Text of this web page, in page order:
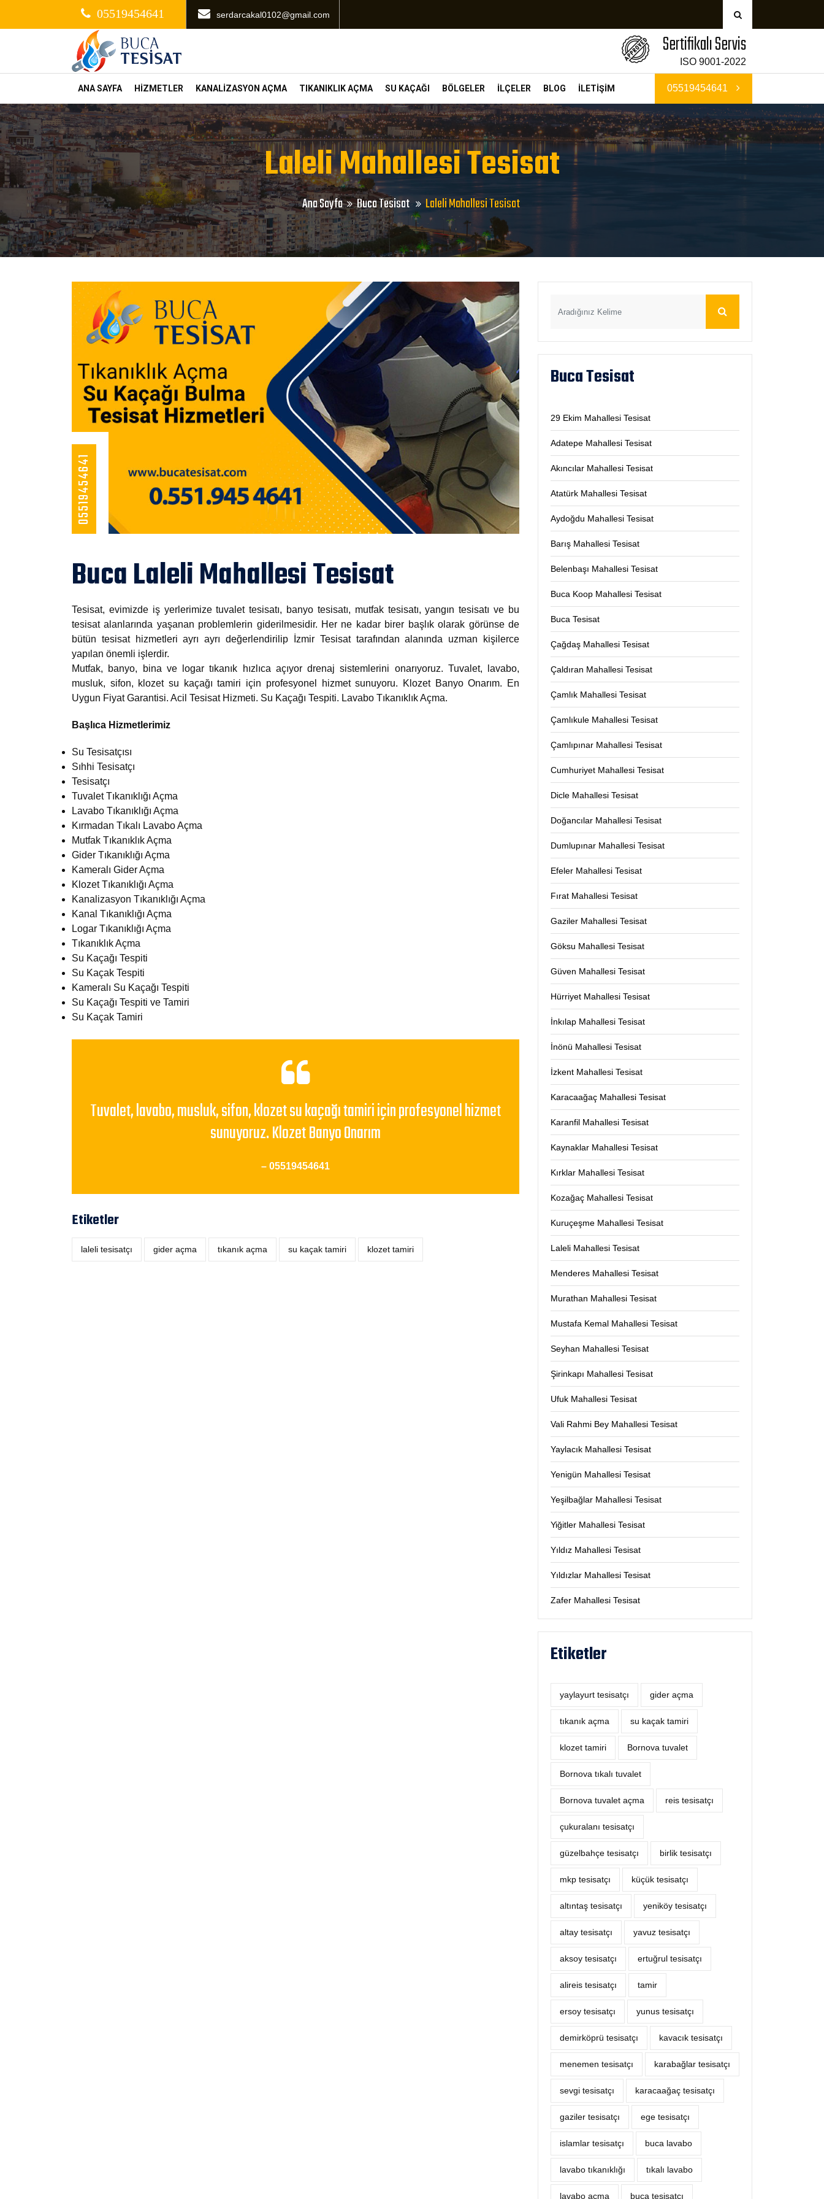
05519454641 serdarcakal0102@gmail.com
Sertifikalı Servis
ISO 9001-2022
ANA SAYFA HİZMETLER KANALİZASYON AÇMA TIKANIKLIK AÇMA SU KAÇAĞI BÖLGELER İLÇELER BLOG İLETİŞİM 05519454641
Laleli Mahallesi Tesisat
Ana Sayfa Buca Tesisat Laleli Mahallesi Tesisat
05519454641
Buca Laleli Mahallesi Tesisat
Tesisat, evimizde iş yerlerimize tuvalet tesisatı, banyo tesisatı, mutfak tesisatı, yangın tesisatı ve bu
tesisat alanlarında yaşanan problemlerin giderilmesidir. Her ne kadar birer başlık olarak görünse de
bütün tesisat hizmetleri ayrı ayrı değerlendirilip İzmir Tesisat tarafından alanında uzman kişilerce
yapılan önemli işlerdir.
Mutfak, banyo, bina ve logar tıkanık hızlıca açıyor drenaj sistemlerini onarıyoruz. Tuvalet, lavabo,
musluk, sifon, klozet su kaçağı tamiri için profesyonel hizmet sunuyoru. Klozet Banyo Onarım. En
Uygun Fiyat Garantisi. Acil Tesisat Hizmeti. Su Kaçağı Tespiti. Lavabo Tıkanıklık Açma.
Başlıca Hizmetlerimiz
Su Tesisatçısı
Sıhhi Tesisatçı
Tesisatçı
Tuvalet Tıkanıklığı Açma
Lavabo Tıkanıklığı Açma
Kırmadan Tıkalı Lavabo Açma
Mutfak Tıkanıklık Açma
Gider Tıkanıklığı Açma
Kameralı Gider Açma
Klozet Tıkanıklığı Açma
Kanalizasyon Tıkanıklığı Açma
Kanal Tıkanıklığı Açma
Logar Tıkanıklığı Açma
Tıkanıklık Açma
Su Kaçağı Tespiti
Su Kaçak Tespiti
Kameralı Su Kaçağı Tespiti
Su Kaçağı Tespiti ve Tamiri
Su Kaçak Tamiri
Tuvalet, lavabo, musluk, sifon, klozet su kaçağı tamiri için profesyonel hizmet
sunuyoruz. Klozet Banyo Onarım
– 05519454641
Etiketler
laleli tesisatçı ‎gider açma tıkanık açma su kaçak tamiri klozet tamiri
Buca Tesisat
29 Ekim Mahallesi Tesisat
Adatepe Mahallesi Tesisat
Akıncılar Mahallesi Tesisat
Atatürk Mahallesi Tesisat
Aydoğdu Mahallesi Tesisat
Barış Mahallesi Tesisat
Belenbaşı Mahallesi Tesisat
Buca Koop Mahallesi Tesisat
Buca Tesisat
Çağdaş Mahallesi Tesisat
Çaldıran Mahallesi Tesisat
Çamlık Mahallesi Tesisat
Çamlıkule Mahallesi Tesisat
Çamlıpınar Mahallesi Tesisat
Cumhuriyet Mahallesi Tesisat
Dicle Mahallesi Tesisat
Doğancılar Mahallesi Tesisat
Dumlupınar Mahallesi Tesisat
Efeler Mahallesi Tesisat
Fırat Mahallesi Tesisat
Gaziler Mahallesi Tesisat
Göksu Mahallesi Tesisat
Güven Mahallesi Tesisat
Hürriyet Mahallesi Tesisat
İnkılap Mahallesi Tesisat
İnönü Mahallesi Tesisat
İzkent Mahallesi Tesisat
Karacaağaç Mahallesi Tesisat
Karanfil Mahallesi Tesisat
Kaynaklar Mahallesi Tesisat
Kırklar Mahallesi Tesisat
Kozağaç Mahallesi Tesisat
Kuruçeşme Mahallesi Tesisat
Laleli Mahallesi Tesisat
Menderes Mahallesi Tesisat
Murathan Mahallesi Tesisat
Mustafa Kemal Mahallesi Tesisat
Seyhan Mahallesi Tesisat
Şirinkapı Mahallesi Tesisat
Ufuk Mahallesi Tesisat
Vali Rahmi Bey Mahallesi Tesisat
Yaylacık Mahallesi Tesisat
Yenigün Mahallesi Tesisat
Yeşilbağlar Mahallesi Tesisat
Yiğitler Mahallesi Tesisat
Yıldız Mahallesi Tesisat
Yıldızlar Mahallesi Tesisat
Zafer Mahallesi Tesisat
Etiketler
yaylayurt tesisatçı ‎gider açma
tıkanık açma su kaçak tamiri
klozet tamiri Bornova tuvalet
Bornova tıkalı tuvalet
Bornova tuvalet açma reis tesisatçı
çukuralanı tesisatçı
güzelbahçe tesisatçı birlik tesisatçı
mkp tesisatçı küçük tesisatçı
altıntaş tesisatçı yeniköy tesisatçı
altay tesisatçı yavuz tesisatçı
aksoy tesisatçı ertuğrul tesisatçı
alireis tesisatçı tamir
ersoy tesisatçı yunus tesisatçı
demirköprü tesisatçı kavacık tesisatçı
menemen tesisatçı karabağlar tesisatçı
sevgi tesisatçı karacaağaç tesisatçı
gaziler tesisatçı ege tesisatçı
islamlar tesisatçı buca lavabo
lavabo tıkanıklığı tıkalı lavabo
lavabo açma buca tesisatçı